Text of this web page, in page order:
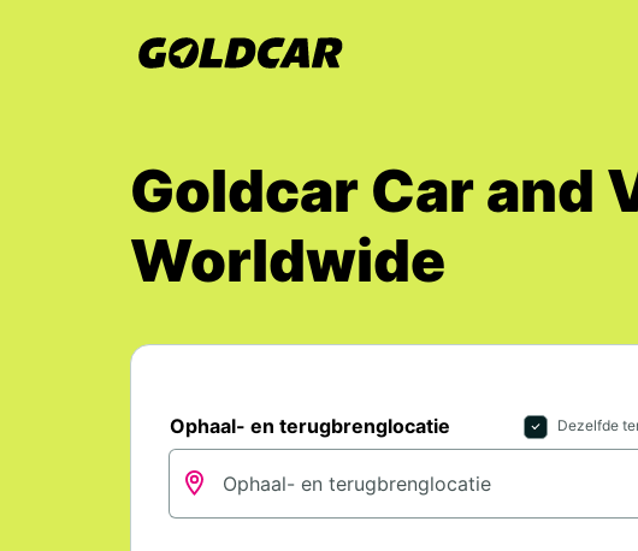
Goldcar Car and
Worldwide
Ophaal- en terugbrenglocatie Dezelfde